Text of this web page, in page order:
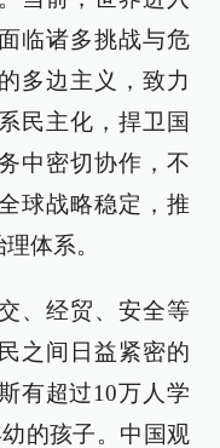
临诸多挑战与危
多边主义，致力
民主化，捍卫国
中密切协作，不
球战略稳定，推
体系。
、经贸、安全等
之间日益紧密的
有超过10万人学
的孩子。中国观